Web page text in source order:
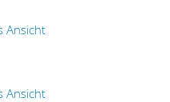
Ansicht
Ansicht